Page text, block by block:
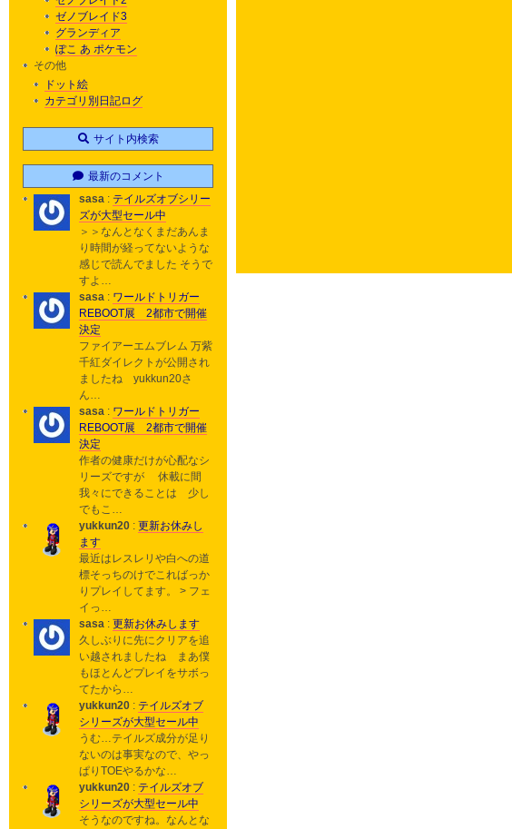
ゼノブレイド3
グランディア
ぽこ あ ポケモン
その他
ドット絵
カテゴリ別日記ログ
サイト内検索
最新のコメント
sasa : テイルズオブシリー
ズが大型セール中
＞＞なんとなくまだあんま
り時間が経ってないような
感じで読んでました そうで
すよ…
sasa : ワールドトリガー
REBOOT展 2都市で開催
決定
ファイアーエムブレム 万紫
千紅ダイレクトが公開され
ましたね yukkun20さ
ん…
sasa : ワールドトリガー
REBOOT展 2都市で開催
決定
作者の健康だけが心配なシ
リーズですが 休載に間
我々にできることは 少し
でもこ…
yukkun20 : 更新お休みし
ます
最近はレスレリや白への道
標そっちのけでこればっか
りプレイしてます。 > フェ
イっ…
sasa : 更新お休みします
久しぶりに先にクリアを追
い越されましたね まあ僕
もほとんどプレイをサボっ
てたから…
yukkun20 : テイルズオブ
シリーズが大型セール中
うむ…テイルズ成分が足り
ないのは事実なので、やっ
ぱりTOEやるかな…
yukkun20 : テイルズオブ
シリーズが大型セール中
そうなのですね。なんとな